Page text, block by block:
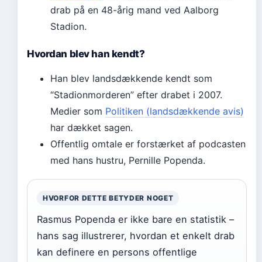
drab på en 48-årig mand ved Aalborg
Stadion.
Hvordan blev han kendt?
Han blev landsdækkende kendt som
“Stadionmorderen” efter drabet i 2007.
Medier som Politiken (landsdækkende avis)
har dækket sagen.
Offentlig omtale er forstærket af podcasten
med hans hustru, Pernille Popenda.
HVORFOR DETTE BETYDER NOGET
Rasmus Popenda er ikke bare en statistik –
hans sag illustrerer, hvordan et enkelt drab
kan definere en persons offentlige